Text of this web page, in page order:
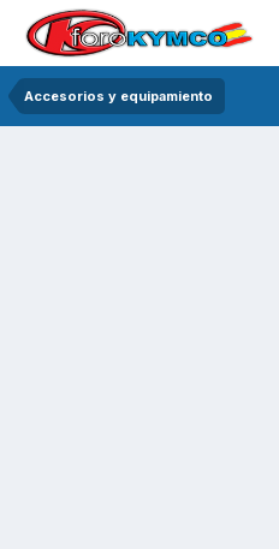
Accesorios y equipamiento